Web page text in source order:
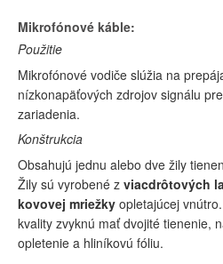
Mikrofónové káble:
Použitie
Mikrofónové vodiče slúžia na
nízkonapäťových zdrojov signálu
zariadenia.
Konštrukcia
Obsahujú jednu alebo dve žily
Žily sú vyrobené z viacdrôtových
kovovej mriežky opletajúcej
kvality zvyknú mať dvojité tienenie,
opletenie a hliníkovú fóliu.